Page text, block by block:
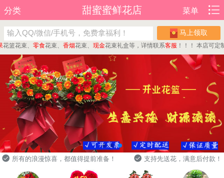
分类 甜蜜蜜鲜花店 菜单
马上领取
花束、零食花束、香烟花束、现金花束礼盒等，详情联系客服！！！ 本店可定制蛋
所有的浪漫惊喜，都值得提前准备！ 支持先送花，满意后付款！